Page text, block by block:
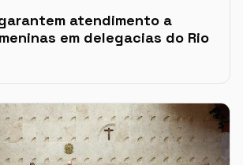
atendimento a
em delegacias do Rio